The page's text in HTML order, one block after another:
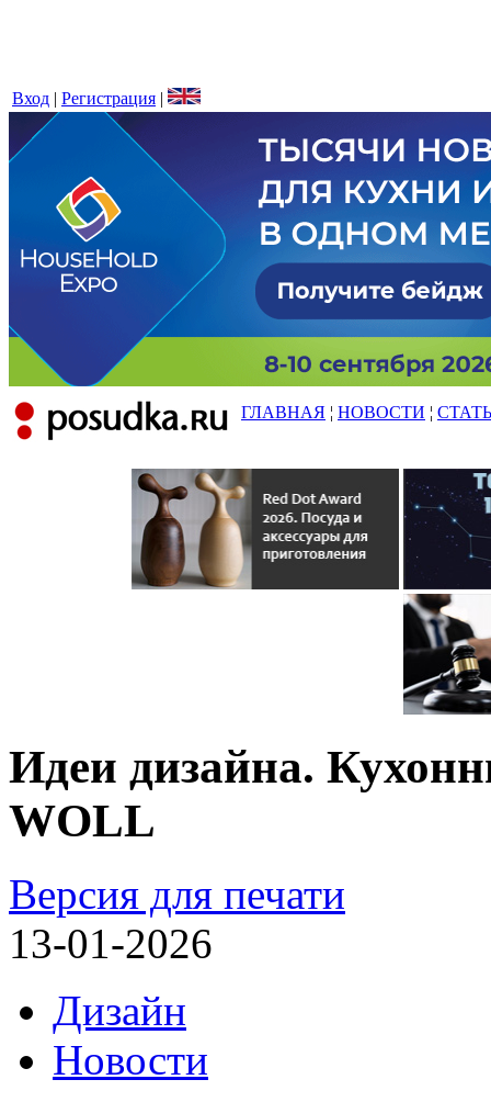
Вход | Регистрация |
ГЛАВНАЯ ¦ НОВОСТИ ¦
Идеи дизайна.
WOLL
Версия для печати
13-01-2026
Дизайн
Новости